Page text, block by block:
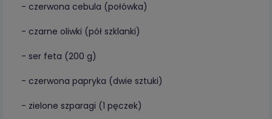
- czerwona cebula (połówka)
- czarne oliwki (pół szklanki)
- ser feta (200 g)
- czerwona papryka (dwie sztuki)
- zielone szparagi (1 pęczek)